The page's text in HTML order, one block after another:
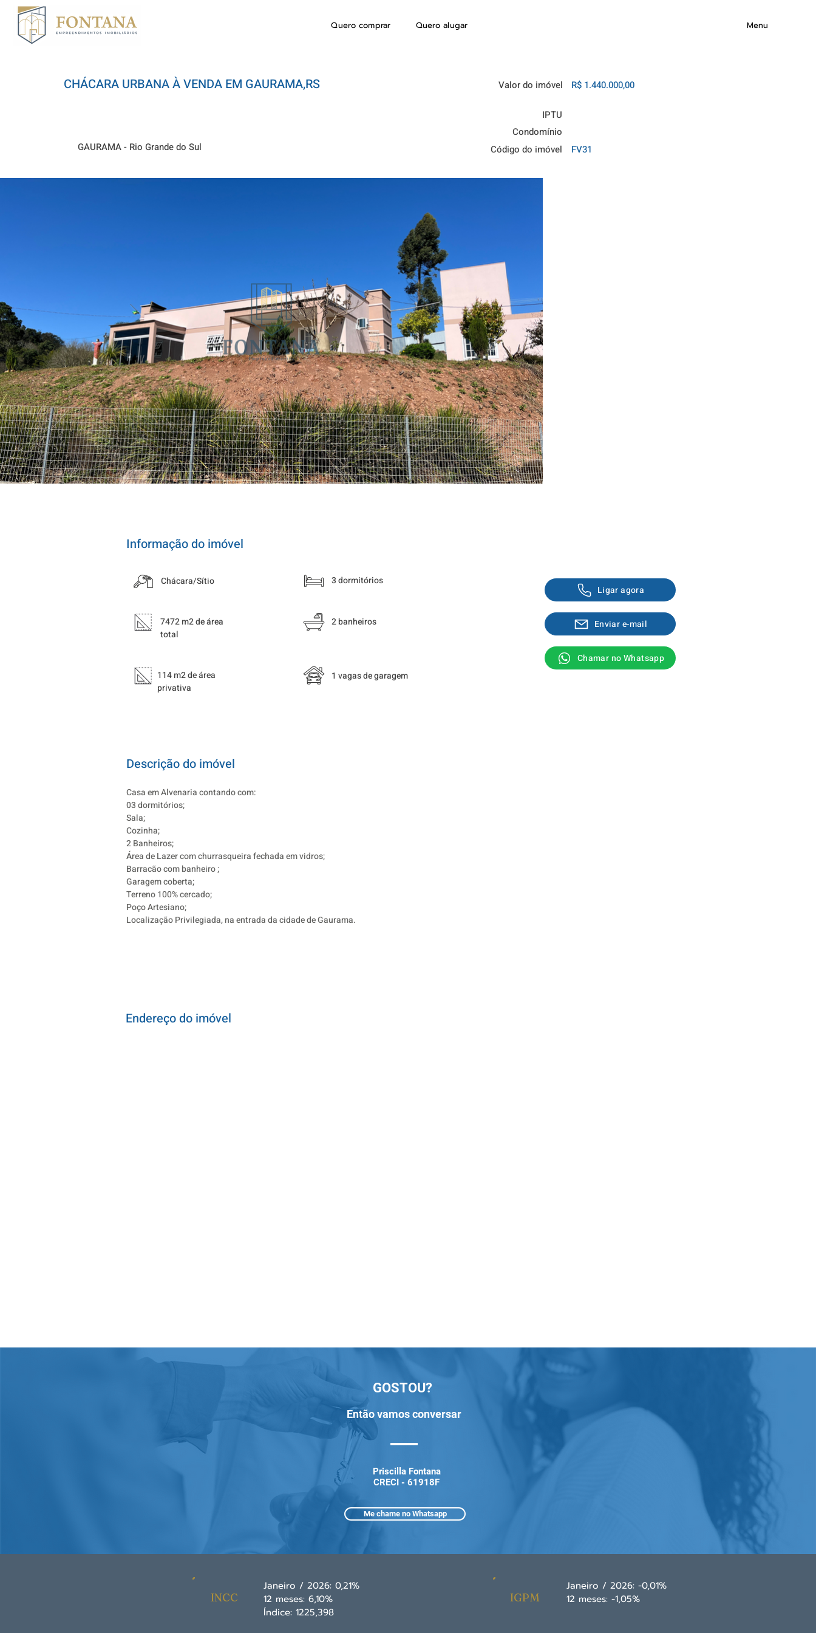
Quero comprar Quero alugar Menu
CHÁCARA URBANA À VENDA EM GAURAMA,RS
GAURAMA - Rio Grande do Sul
Valor do imóvel R$ 1.440.000,00
IPTU
Condomínio
Código do imóvel
FV31
Informação do imóvel
Chácara/Sítio
7472 m2 de área
total
114 m2 de área
privativa
3 dormitórios
2 banheiros
1 vagas de garagem
Ligar agora
Enviar e-mail
Chamar no Whatsapp
Descrição do imóvel
Casa em Alvenaria contando com:
03 dormitórios;
Sala;
Cozinha;
2 Banheiros;
Área de Lazer com churrasqueira fechada em vidros;
Barracão com banheiro ;
Garagem coberta;
Terreno 100% cercado;
Poço Artesiano;
Localização Privilegiada, na entrada da cidade de Gaurama.
Endereço do imóvel
GOSTOU?
Então vamos conversar
Priscilla Fontana
CRECI - 61918F
Me chame no Whatsapp
INCC
Janeiro / 2026: 0,21%
12 meses: 6,10%
Índice: 1225,398
IGPM
Janeiro / 2026: -0,01%
12 meses: -1,05%